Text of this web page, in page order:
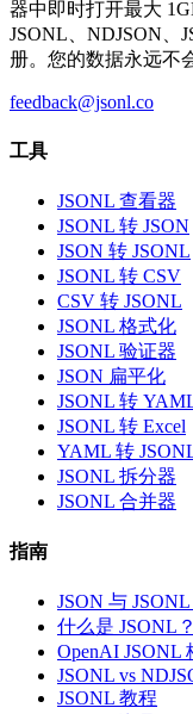
器中即时打开最大
JSONL、NDJSON、
册。您的数据永远不
feedback@jsonl.co
工具
JSONL 查看器
JSONL 转 JSON
JSON 转 JSONL
JSONL 转 CSV
CSV 转 JSONL
JSONL 格式化
JSONL 验证器
JSON 扁平化
JSONL 转
JSONL 转 Excel
YAML 转
JSONL 拆分器
JSONL 合并器
指南
JSON 与
什么是 JSONL？
OpenAI JSONL
JSONL vs
JSONL 教程